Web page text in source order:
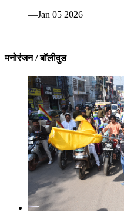
—Jan 05 2026
मनोरंजन / बॉलीवुड